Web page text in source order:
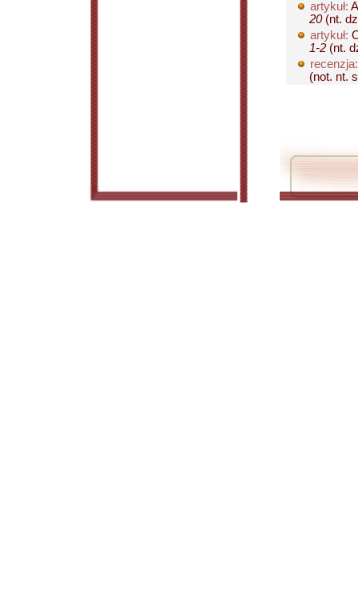
artykuł:
20(nt.
artykuł:
1-2 (nt.
recenzja:
(not. nt.